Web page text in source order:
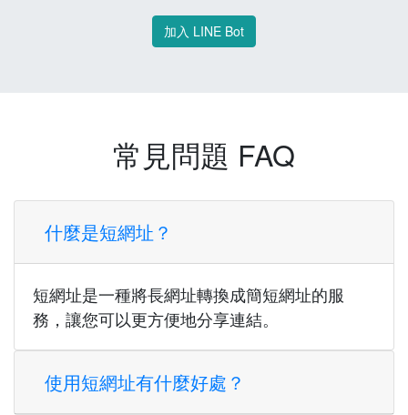
加入 LINE Bot
常見問題 FAQ
什麼是短網址？
短網址是一種將長網址轉換成簡短網址的服
務，讓您可以更方便地分享連結。
使用短網址有什麼好處？